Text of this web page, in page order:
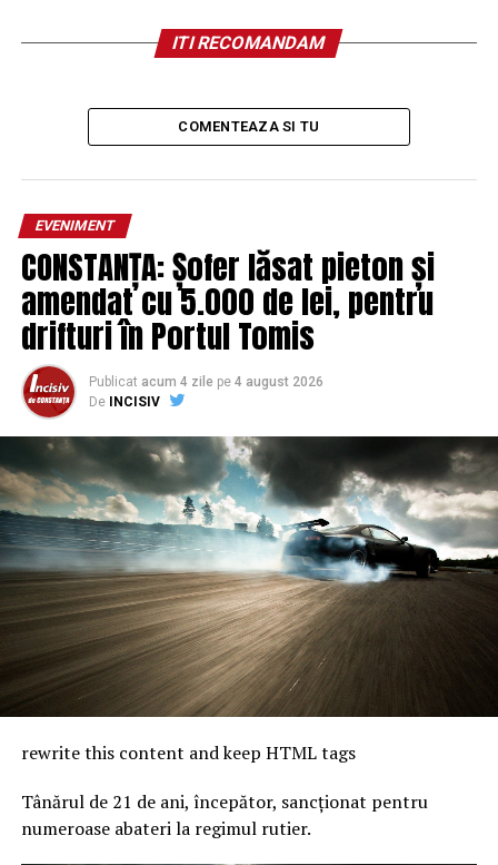
ITI RECOMANDAM
COMENTEAZA SI TU
EVENIMENT
CONSTANȚA: Șofer lăsat pieton și
amendat cu 5.000 de lei, pentru
drifturi în Portul Tomis
Publicat acum 4 zile pe 4 august 2026
De
INCISIV
rewrite this content and keep HTML tags
Tânărul de 21 de ani, începător, sancționat pentru
numeroase abateri la regimul rutier.